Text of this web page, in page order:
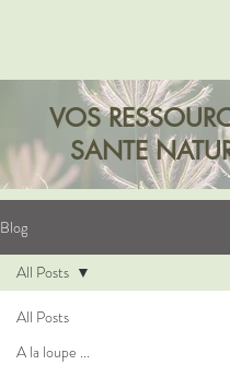
VOS
SANTE
Blog
All Posts
A la loupe ...
All Posts